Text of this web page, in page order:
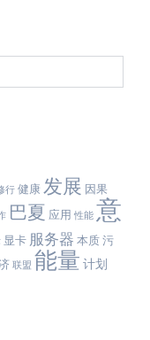
行 健康 发展 因果
巴夏 应用 性能 意
显卡 服务器 本质 污
联盟 能量 计划